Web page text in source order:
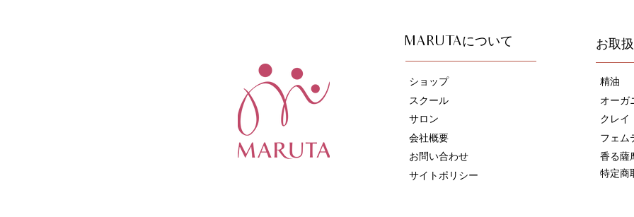
MARUTAについて
ショップ
スクール
サロン
会社概要
お問い合わせ
サイトポリシー
お取
精油
オーガ
​クレイ
フェム
香る薩
特定商